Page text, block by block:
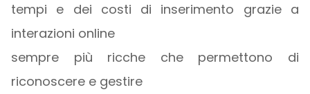
tempi e dei costi di inserimento grazie a
interazioni online
sempre più ricche che permettono di
riconoscere e gestire